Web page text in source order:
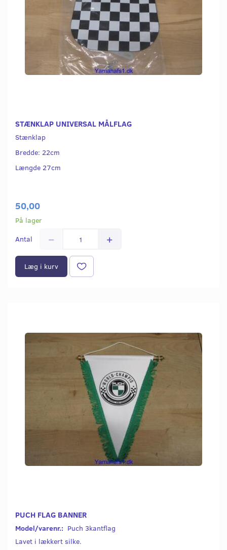
STÆNKLAP UNIVERSAL MÅLFLAG
Stænklap
Bredde: 22cm
Længde 27cm
50,00
På lager
Antal
Læg i kurv
PUCH FLAG BANNER
Model/varenr.: Puch 3kantflag
Lavet i lækkert silke.